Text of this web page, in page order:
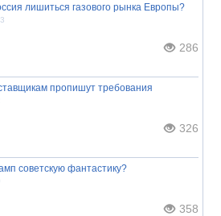
лишиться газового рынка Европы?
286
пропишут требования
326
советскую фантастику?
358